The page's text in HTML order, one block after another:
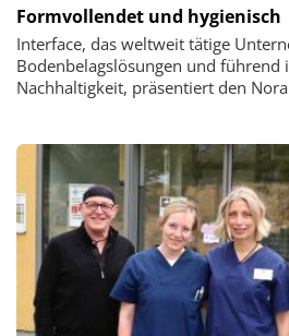
Formvollendet und hygienisch
Interface, das weltweit tätige
Bodenbelagslösungen und führend
Nachhaltigkeit, präsentiert den